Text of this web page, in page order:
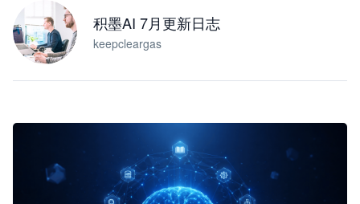
积墨AI 7月更新日志
keepcleargas